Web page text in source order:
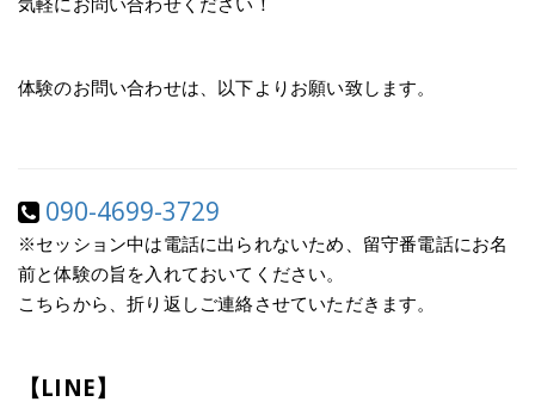
体験のお問い合わせは、以下よりお願い致します。
090-4699-3729
※セッション中は電話に出られないため、留守番電話にお名
前と体験の旨を入れておいてください。
こちらから、折り返しご連絡させていただきます。
【LINE】